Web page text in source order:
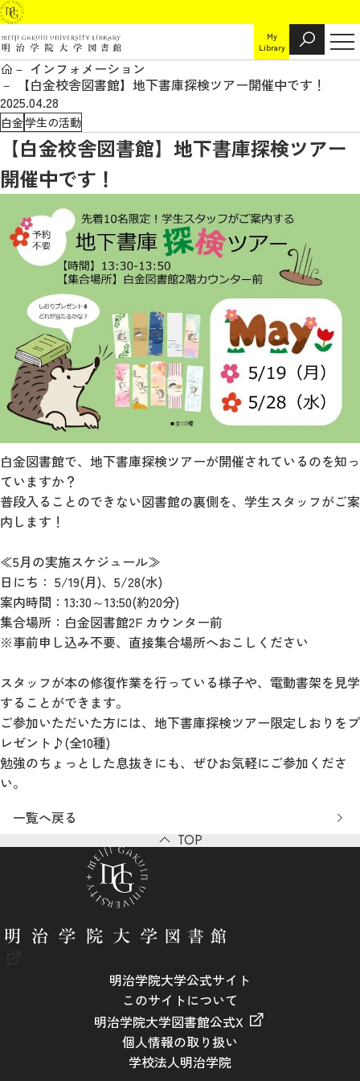
My
Library
インフォメーション
【白金校舎図書館】地下書庫探検ツアー開催中です！
2025.04.28
白金学生の活動
【白金校舎図書館】地下書庫探検ツアー
開催中です！
白金図書館で、地下書庫探検ツアーが開催されているのを知っ
ていますか？
普段入ることのできない図書館の裏側を、学生スタッフがご案
内します！
≪5月の実施スケジュール≫
日にち： 5/19(月)、5/28(水)
案内時間：13:30～13:50(約20分)
集合場所：白金図書館2F カウンター前
※事前申し込み不要、直接集合場所へおこしください
スタッフが本の修復作業を行っている様子や、電動書架を見学
することができます。
ご参加いただいた方には、地下書庫探検ツアー限定しおりをプ
レゼント♪(全10種)
勉強のちょっとした息抜きにも、ぜひお気軽にご参加くださ
い。
一覧へ戻る
TOP
明治学院大学公式サイト
このサイトについて
明治学院大学図書館公式X
個人情報の取り扱い
学校法人明治学院